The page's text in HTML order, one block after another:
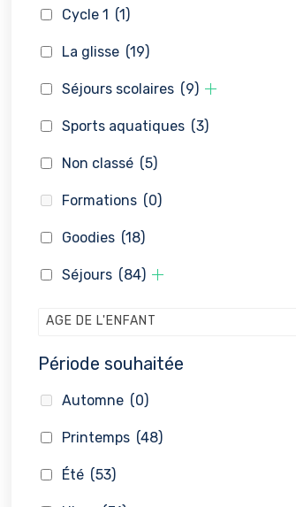
Cycle 1 (1)
La glisse (19)
Séjours scolaires (9)
Sports aquatiques (3)
Non classé (5)
Formations (0)
Goodies (18)
Séjours (84)
AGE DE L'ENFANT
Période souhaitée
Automne (0)
Printemps (48)
Été (53)